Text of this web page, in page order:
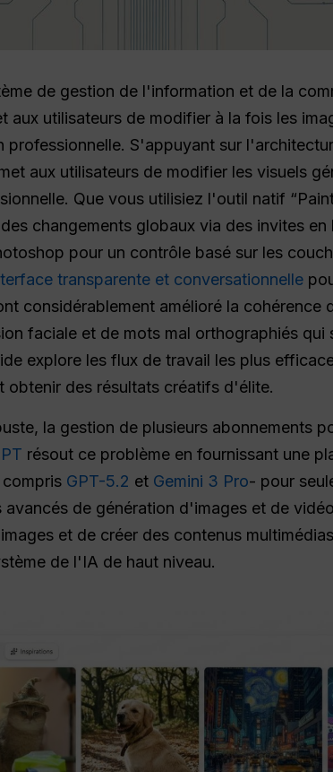
de gestion de l'information et de la
aux utilisateurs de modifier à la fois les
professionnelle. S'appuyant sur
aux utilisateurs de modifier les visuels
Que vous utilisiez l'outil natif
changements globaux via des invites
pour un contrôle basé sur les
transparente et conversationnelle
considérablement amélioré la cohérence
faciale et de mots mal orthographiés
explore les flux de travail les plus
des résultats créatifs d'élite.
la gestion de plusieurs abonnements
résout ce problème en fournissant une
GPT-5.2 et Gemini 3 Pro- pour
de génération d'images et de
et de créer des contenus
de l'IA de haut niveau.